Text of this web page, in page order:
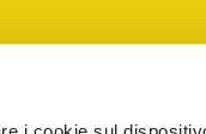
names and company
benefit, without